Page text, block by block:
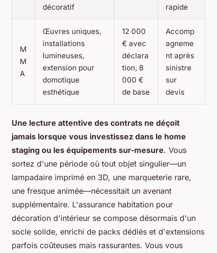
décoratif
rapide
M
M
A
Œuvres uniques,
installations
lumineuses,
extension pour
domotique
esthétique
12 000
€ avec
déclara
tion, 8
000 €
de base
Accomp
agneme
nt après
sinistre
sur
devis
Une lecture attentive des contrats ne déçoit
jamais lorsque vous investissez dans le home
staging ou les équipements sur-mesure. Vous
sortez d'une période où tout objet singulier—un
lampadaire imprimé en 3D, une marqueterie rare,
une fresque animée—nécessitait un avenant
supplémentaire. L'assurance habitation pour
décoration d'intérieur se compose désormais d'un
socle solide, enrichi de packs dédiés et d'extensions
parfois coûteuses mais rassurantes. Vous vous